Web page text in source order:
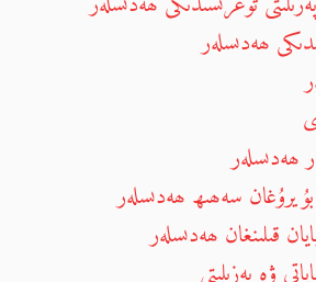
ھەدىسلەر
ھەدىسلەر
سەھىھ ھەدىسلەر
قىلىنغان ھەدىسلەر